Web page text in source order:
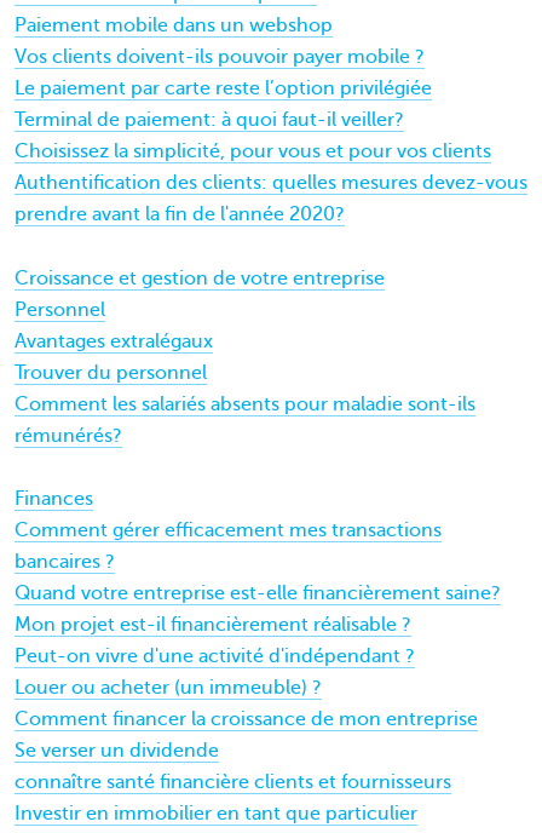
Paiement mobile dans un webshop
Vos clients doivent-ils pouvoir payer mobile ?
Le paiement par carte reste l’option privilégiée
Terminal de paiement: à quoi faut-il veiller?
Choisissez la simplicité, pour vous et pour vos clients
Authentification des clients: quelles mesures devez-vous
prendre avant la fin de l'année 2020?
Croissance et gestion de votre entreprise
Personnel
Avantages extralégaux
Trouver du personnel
Comment les salariés absents pour maladie sont-ils
rémunérés?
Finances
Comment gérer efficacement mes transactions
bancaires ?
Quand votre entreprise est-elle financièrement saine?
Mon projet est-il financièrement réalisable ?
Peut-on vivre d'une activité d'indépendant ?
Louer ou acheter (un immeuble) ?
Comment financer la croissance de mon entreprise
Se verser un dividende
connaître santé financière clients et fournisseurs
Investir en immobilier en tant que particulier